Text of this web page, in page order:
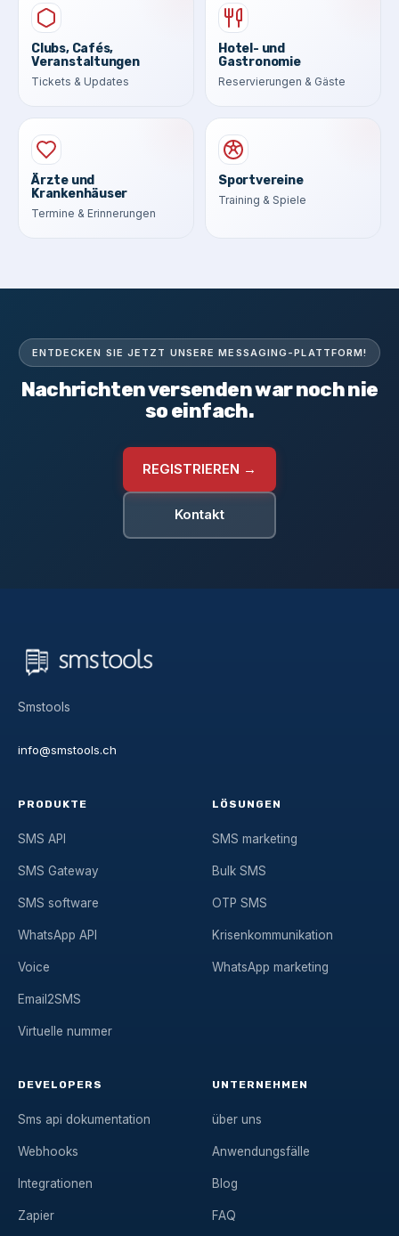
Clubs, Cafés,
Veranstaltungen
Tickets & Updates
Hotel- und
Gastronomie
Reservierungen & Gäste
Ärzte und
Krankenhäuser
Termine & Erinnerungen
Sportvereine
Training & Spiele
ENTDECKEN SIE JETZT UNSERE MESSAGING-PLATTFORM!
Nachrichten versenden war noch nie
so einfach.
REGISTRIEREN →
Kontakt
Smstools
info@smstools.ch
PRODUKTE
SMS API
SMS Gateway
SMS software
WhatsApp API
Voice
Email2SMS
Virtuelle nummer
LÖSUNGEN
SMS marketing
Bulk SMS
OTP SMS
Krisenkommunikation
WhatsApp marketing
DEVELOPERS
Sms api dokumentation
Webhooks
Integrationen
Zapier
UNTERNEHMEN
über uns
Anwendungsfälle
Blog
FAQ